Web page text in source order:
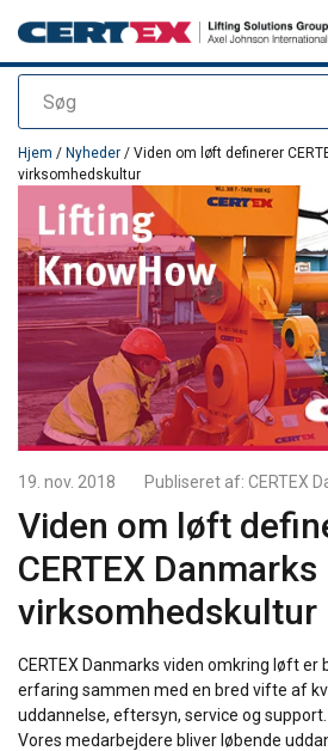
Søg
Produktet blev tilføjet til din forespørgsel
Hjem / Nyheder / Viden om løft definerer
virksomhedskultur
19. nov. 2018 Publiseret af: CERTEX
Viden om løft
CERTEX Danmarks
virksomhedskultur
CERTEX Danmarks viden omkring løft er
erfaring sammen med en bred vifte af
uddannelse, eftersyn, service og support.
Vores medarbejdere bliver løbende